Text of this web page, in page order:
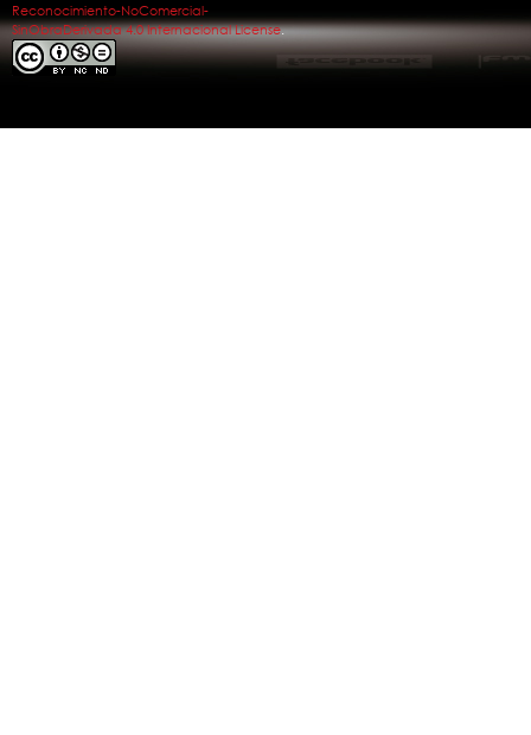
Reconocimiento-NoComercial-
SinObraDerivada 4.0 Internacional License.